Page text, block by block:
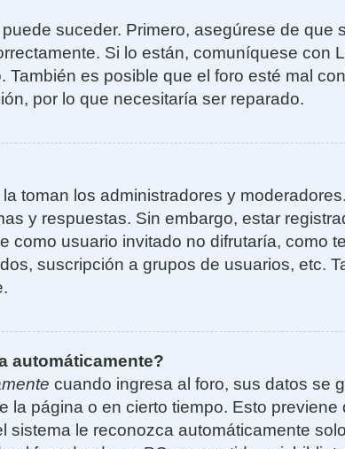
suceder. Primero, asegúrese de que
Si lo están, comuníquese con
es posible que el foro esté mal
por lo que necesitaría ser reparado.
toman los administradores y
y respuestas. Sin embargo, estar
como usuario invitado no difrutaría, como
suscripción a grupos de usuarios, etc.
automáticamente?
cuando ingresa al foro, sus datos se
la página o en cierto tiempo. Esto
sistema le reconozca automáticamente